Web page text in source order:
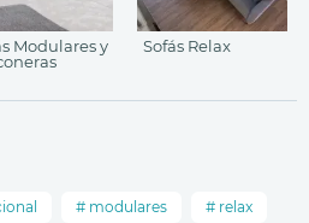
Modulares y
Sofás Relax
modulares relax